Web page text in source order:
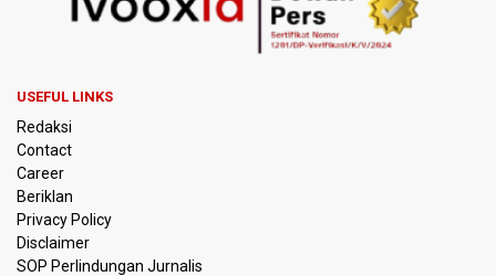
Menperin Sebut Insentif Kendaraan Listrik untuk Produk
Lawan Persib Bandung
Dari Literasi Teks ke Literasi Multimodal
USEFUL LINKS
Redaksi
Contact
Career
Beriklan
Privacy Policy
Disclaimer
SOP Perlindungan Jurnalis